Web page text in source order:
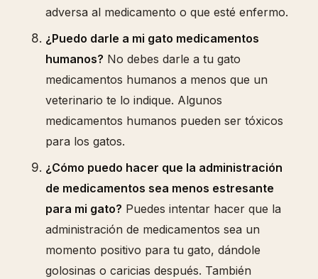
adversa al medicamento o que esté enfermo.
¿Puedo darle a mi gato medicamentos
humanos? No debes darle a tu gato
medicamentos humanos a menos que un
veterinario te lo indique. Algunos
medicamentos humanos pueden ser tóxicos
para los gatos.
¿Cómo puedo hacer que la administración
de medicamentos sea menos estresante
para mi gato? Puedes intentar hacer que la
administración de medicamentos sea un
momento positivo para tu gato, dándole
golosinas o caricias después. También